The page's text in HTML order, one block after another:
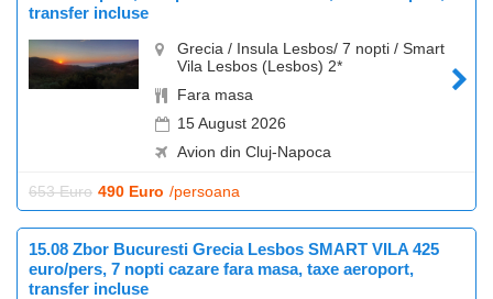
transfer incluse
Grecia / Insula Lesbos/ 7 nopti / Smart
Vila Lesbos (Lesbos) 2*
Fara masa
15 August 2026
Avion din Cluj-Napoca
653 Euro 490 Euro /persoana
15.08 Zbor Bucuresti Grecia Lesbos SMART VILA 425
euro/pers, 7 nopti cazare fara masa, taxe aeroport,
transfer incluse